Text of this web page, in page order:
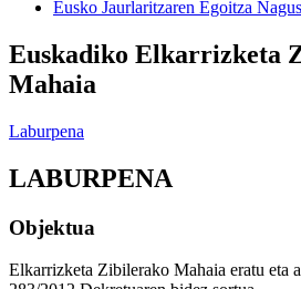
Eusko Jaurlaritzaren Egoitza
Euskadiko Elkarrizketa
Mahaia
Laburpena
LABURPENA
Objektua
Elkarrizketa Zibilerako Mahaia eratu eta